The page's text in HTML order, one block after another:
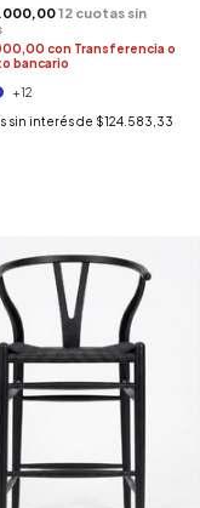
con Transferencia o
bancario
+12
sin interés de $124.583,33